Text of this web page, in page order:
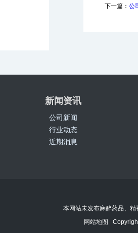
下一篇： 公
新闻资讯
公司新闻
行业动态
近期消息
本网站未发布麻醉药品、
网站地图